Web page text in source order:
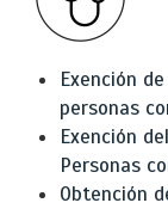
Exención
personas
Exención
Personas
Obtención